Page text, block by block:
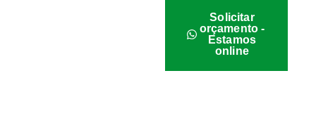
Solicitar
orçamento -
Estamos
online